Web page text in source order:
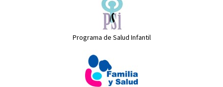
Programa de Salud Infantil